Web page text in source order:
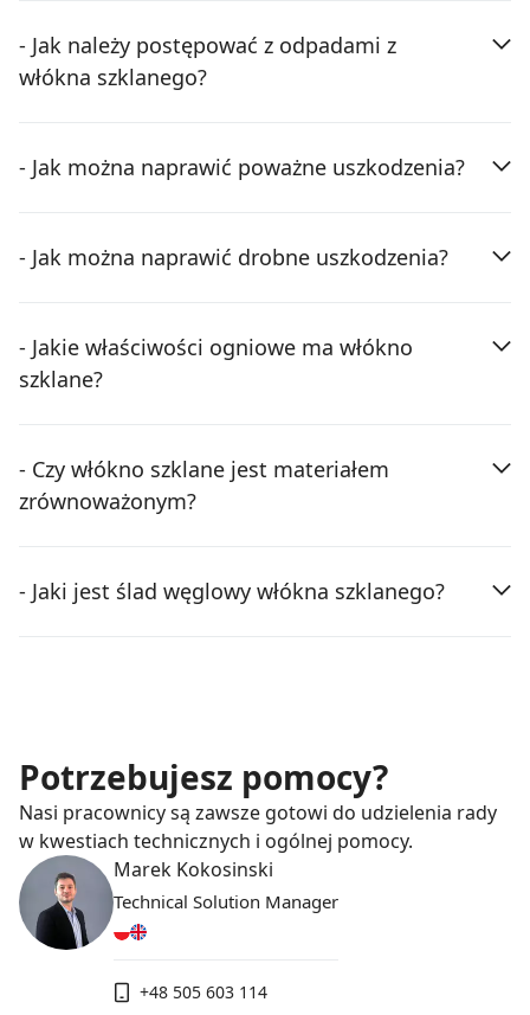
- Jak należy postępować z odpadami z
włókna szklanego?
- Jak można naprawić poważne uszkodzenia?
- Jak można naprawić drobne uszkodzenia?
- Jakie właściwości ogniowe ma włókno
szklane?
- Czy włókno szklane jest materiałem
zrównoważonym?
- Jaki jest ślad węglowy włókna szklanego?
Potrzebujesz pomocy?
Nasi pracownicy są zawsze gotowi do udzielenia rady
w kwestiach technicznych i ogólnej pomocy.
Marek Kokosinski
Technical Solution Manager
+48 505 603 114